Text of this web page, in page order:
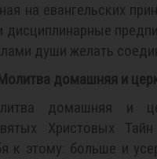
на евангельских
дисциплинарные
души желать
домашняя и
домашняя и
Христовых
к этому: больше и